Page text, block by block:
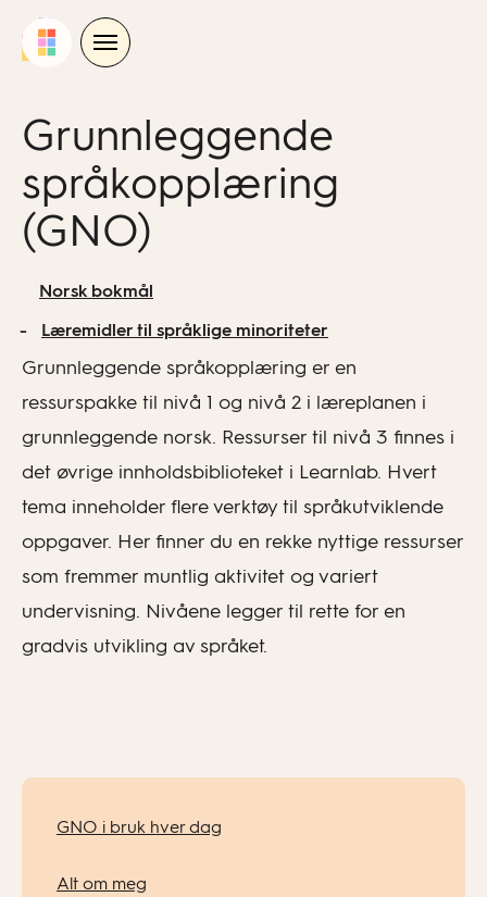
Grunnleggende
språkopplæring
(GNO)
Norsk bokmål
Læremidler til språklige minoriteter
Grunnleggende språkopplæring er en
ressurspakke til nivå 1 og nivå 2 i læreplanen i
grunnleggende norsk. Ressurser til nivå 3 finnes i
det øvrige innholdsbiblioteket i Learnlab. Hvert
tema inneholder flere verktøy til språkutviklende
oppgaver. Her finner du en rekke nyttige ressurser
som fremmer muntlig aktivitet og variert
undervisning. Nivåene legger til rette for en
gradvis utvikling av språket.
GNO i bruk hver dag
Alt om meg